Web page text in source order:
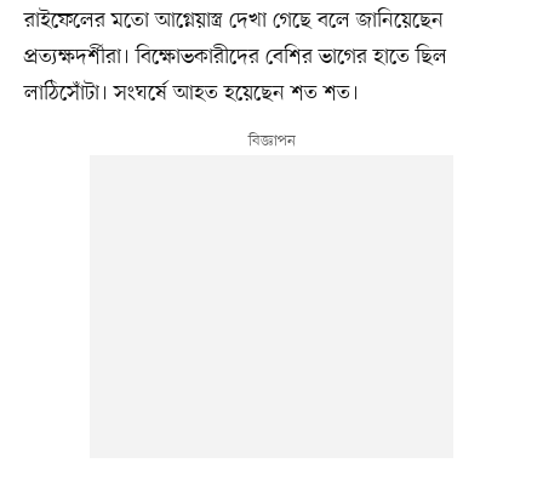
রাইফেলের মতো আগ্নেয়াস্ত্র দেখা গেছে বলে জানিয়েছেন
প্রত্যক্ষদর্শীরা। বিক্ষোভকারীদের বেশির ভাগের হাতে ছিল
লাঠিসোঁটা। সংঘর্ষে আহত হয়েছেন শত শত।